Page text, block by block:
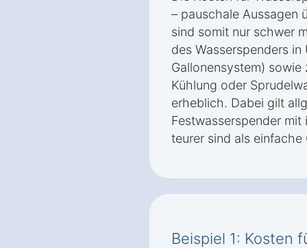
– pauschale Aussagen
sind somit nur schwer
des Wasserspenders
Gallonensystem)
Kühlung oder
erheblich. Dabei gilt
Festwasserspender
teurer sind als einfache
Beispiel 1: Kosten